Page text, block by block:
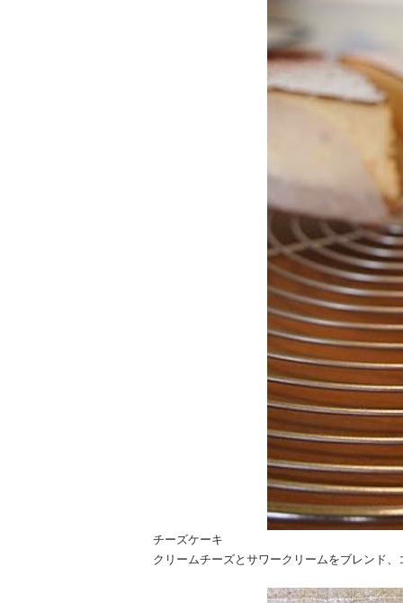
チーズケーキ
クリームチーズとサワークリームをブレンド